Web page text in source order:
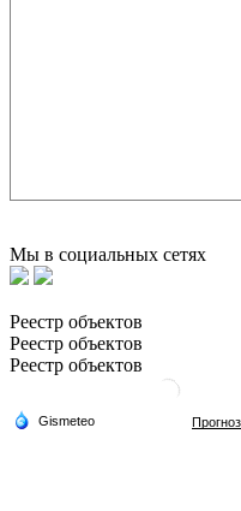
Мы в социальных сетях
Реестр объектов
Реестр объектов
Реестр объектов